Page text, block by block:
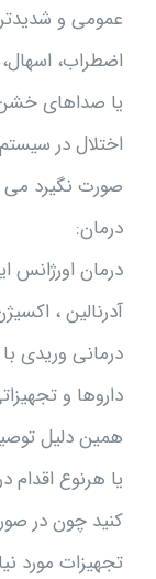
عمومی و
یا صداهای
اختلال در
صورت نگیرد می
درمان:
درمان اورژانس
آدرنالین ،
درمانی وریدی
داروها و
همین دلیل
یا هرنوع
کنید چون در
تجهیزات مورد